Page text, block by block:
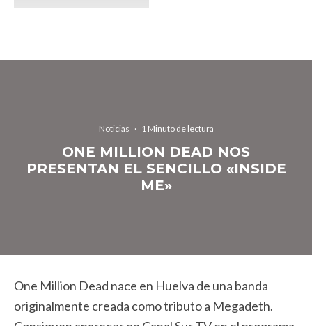
Noticias · 1 Minuto de lectura
ONE MILLION DEAD NOS
PRESENTAN EL SENCILLO «INSIDE
ME»
One Million Dead nace en Huelva de una banda
originalmente creada como tributo a Megadeth.